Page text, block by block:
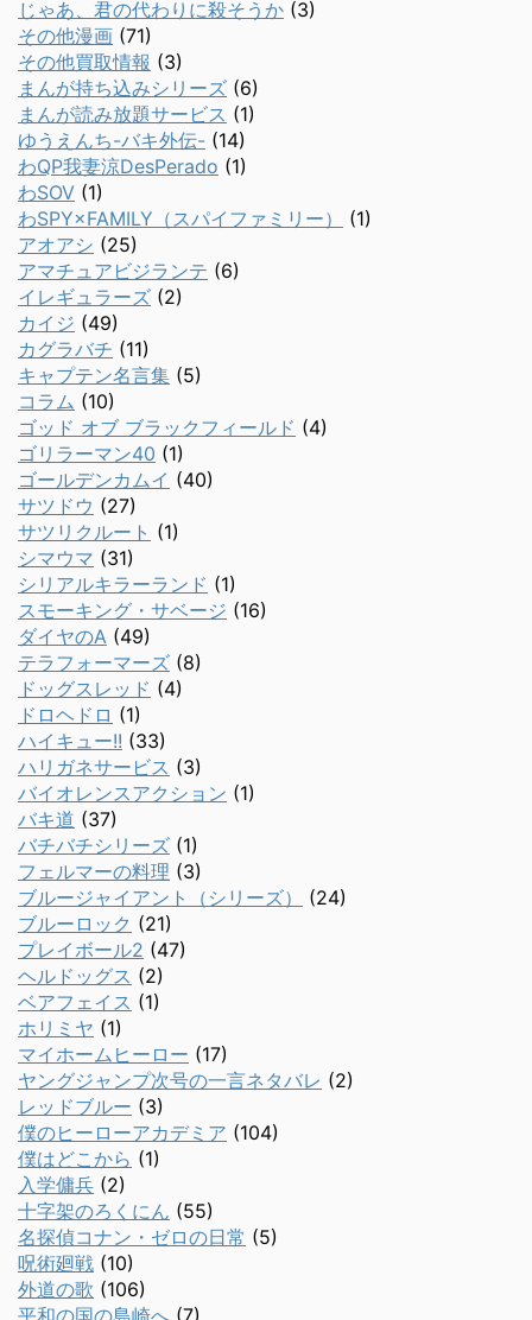
じゃあ、君の代わりに殺そうか (3)
その他漫画 (71)
その他買取情報 (3)
まんが持ち込みシリーズ (6)
まんが読み放題サービス (1)
ゆうえんち-バキ外伝- (14)
わQP我妻涼DesPerado (1)
わSOV (1)
わSPY×FAMILY（スパイファミリー）
(1)
アオアシ (25)
アマチュアビジランテ (6)
イレギュラーズ (2)
カイジ (49)
カグラバチ (11)
キャプテン名言集 (5)
コラム (10)
ゴッド オブ ブラックフィールド (4)
ゴリラーマン40 (1)
ゴールデンカムイ (40)
サツドウ (27)
サツリクルート (1)
シマウマ (31)
シリアルキラーランド (1)
スモーキング・サベージ (16)
ダイヤのA (49)
テラフォーマーズ (8)
ドッグスレッド (4)
ドロヘドロ (1)
ハイキュー!! (33)
ハリガネサービス (3)
バイオレンスアクション (1)
バキ道 (37)
バチバチシリーズ (1)
フェルマーの料理 (3)
ブルージャイアント（シリーズ）
(24)
ブルーロック (21)
プレイボール2 (47)
ヘルドッグス (2)
ベアフェイス (1)
ホリミヤ (1)
マイホームヒーロー (17)
ヤングジャンプ次号の一言ネタバレ (2)
レッドブルー (3)
僕のヒーローアカデミア (104)
僕はどこから (1)
入学傭兵 (2)
十字架のろくにん (55)
名探偵コナン・ゼロの日常 (5)
呪術廻戦 (10)
外道の歌 (106)